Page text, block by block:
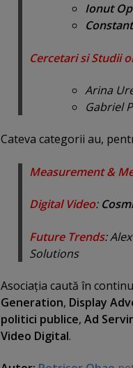
Ionut
Cercetari si Studii
Arina
Gabriel
Cateva categorii au,
Measurement &
Digital Video:
Future Trends:
Solutions
Asociaţia caută în
Generation, Display
politici publice, Ad
Video Digital.